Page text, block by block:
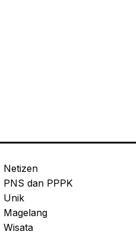
Netizen
PNS dan PPPK
Unik
Magelang
Wisata